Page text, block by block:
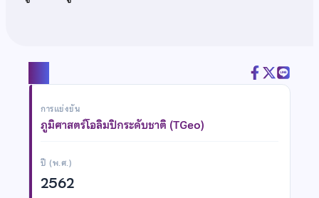
การแข่งขัน
ภูมิศาสตร์โอลิมปิกระดับชาติ (TGeo)
ปี (พ.ศ.)
2562